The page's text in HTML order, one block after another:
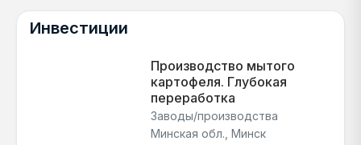
Инвестиции
Производство мытого
картофеля. Глубокая
переработка
Заводы/производства
Минская обл., Минск